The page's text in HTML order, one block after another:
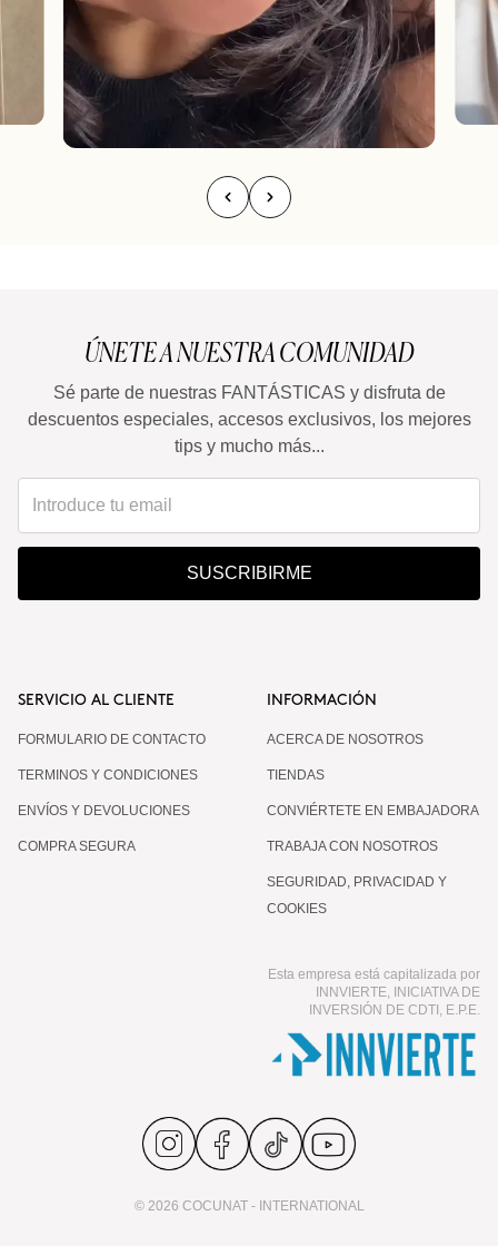
ÚNETE A NUESTRA COMUNIDAD
Sé parte de nuestras FANTÁSTICAS y disfruta de
descuentos especiales, accesos exclusivos, los mejores
tips y mucho más...
SUSCRIBIRME
SERVICIO AL CLIENTE
FORMULARIO DE CONTACTO
TERMINOS Y CONDICIONES
ENVÍOS Y DEVOLUCIONES
COMPRA SEGURA
INFORMACIÓN
ACERCA DE NOSOTROS
TIENDAS
CONVIÉRTETE EN EMBAJADORA
TRABAJA CON NOSOTROS
SEGURIDAD, PRIVACIDAD Y
COOKIES
Esta empresa está capitalizada por
INNVIERTE, INICIATIVA DE
INVERSIÓN DE CDTI, E.P.E.
© 2026 COCUNAT - INTERNATIONAL